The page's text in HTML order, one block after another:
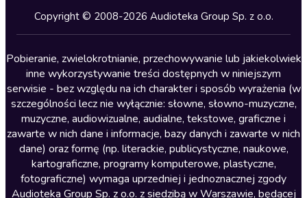
Kryminały
Lektury szkolne
Literatura anglojęzyczna
Literatura faktu
Literatura obyczajowa
Literatura piękna obca
Literatura piękna polska
Nagrania relaksacyjne
Copyright © 2008-2026 Audioteka Group Sp. z o.o.
Pobieranie, zwielokrotnianie, przechowywanie lub jakiekolwiek
inne wykorzystywanie treści dostępnych w niniejszym
serwisie - bez względu na ich charakter i sposób wyrażenia (w
szczególności lecz nie wyłącznie: słowne, słowno-muzyczne,
muzyczne, audiowizualne, audialne, tekstowe, graficzne i
zawarte w nich dane i informacje, bazy danych i zawarte w nich
dane) oraz formę (np. literackie, publicystyczne, naukowe,
kartograficzne, programy komputerowe, plastyczne,
fotograficzne) wymaga uprzedniej i jednoznacznej zgody
Audioteka Group Sp. z o.o. z siedzibą w Warszawie, będącej